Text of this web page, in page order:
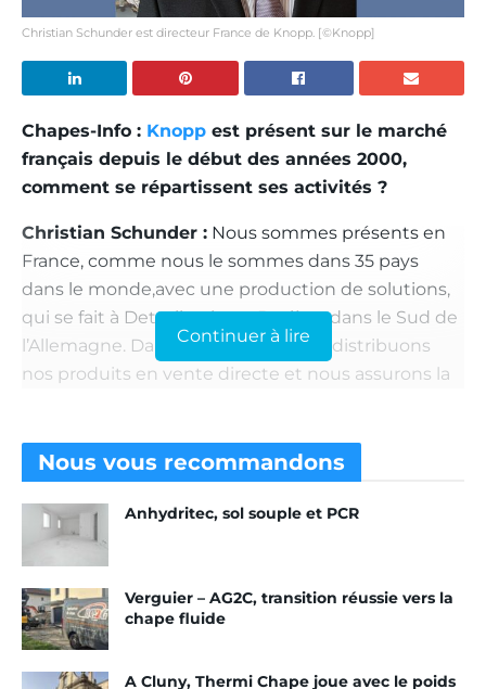
Christian Schunder est directeur France de Knopp. [©Knopp]
Chapes-Info : Knopp est présent sur le marché
français depuis le début des années 2000,
comment se répartissent ses activités ?
Christian Schunder : Nous sommes présents en
France, comme nous le sommes dans 35 pays
dans le monde,avec une production de solutions,
qui se fait à Dettelbach, en Bavière, dans le Sud de
l’Allemagne. Dans l’Hexagone, nous distribuons
nos produits en vente directe et nous assurons la
commeanhydrite, le reste étant dédié à la
traditionnelle. Notre activité résine ne représente
qu’une petite partie de notre offre, mais elle nous
permet de proposer un complément à nos clients
chapistespour le traitement des sols industriels et
des chapes brutes.
L’année 2019 démarre en trombe grâce à l’
technique obtenu récemment pour FlowPlus,
notre adjuvant tout-en-un avec curing intégré,
Continuer à lire
Nous vous recommandons
Anhydritec, sol souple et PCR
Verguier – AG2C, transition réussie vers la
chape fluide
A Cluny, Thermi Chape joue avec le poids